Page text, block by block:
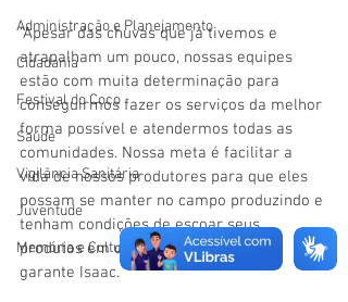
Administração e Planejamento
Cidadania
Festival do Coco
Saúde
Vigilãncia Sanitária
Juventude
Memória e Cultura
“Apesar das chuvas que já tivemos e
atrapalham um pouco, nossas equipes
estão com muita determinação para
conseguirmos fazer os serviços da melhor
forma possível e atendermos todas as
comunidades. Nossa meta é facilitar a
vida de nossos produtores para que eles
possam se manter no campo produzindo e
tenham condições de escoar seus
produtos em qualquer época do ano”,
garante Isaac.